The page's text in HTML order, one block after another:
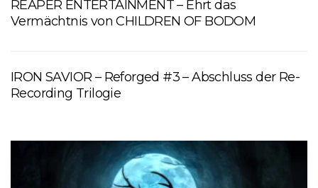
REAPER ENTERTAINMENT – Ehrt das
Vermächtnis von CHILDREN OF BODOM
IRON SAVIOR – Reforged #3 – Abschluss der Re-
Recording Trilogie